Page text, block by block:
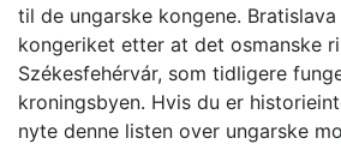
til de ungarske kongene.
kongeriket etter at det osmanske
Székesfehérvár, som tidligere
kroningsbyen. Hvis du er
nyte denne listen over ungarske